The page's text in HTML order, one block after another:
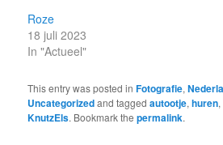
Roze
18 juli 2023
In "Actueel"
This entry was posted inFotografie,
Uncategorizedand taggedautootje,huren,
KnutzEls. Bookmark thepermalink.